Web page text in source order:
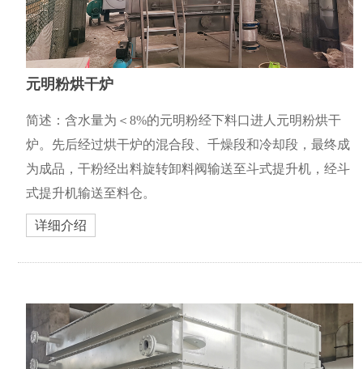
元明粉烘干炉
简述：含水量为＜8%的元明粉经下料口进人元明粉烘干
炉。先后经过烘干炉的混合段、千燥段和冷却段，最终成
为成品，干粉经出料旋转卸料阀输送至斗式提升机，经斗
式提升机输送至料仓。
详细介绍